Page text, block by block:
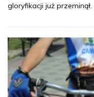
gloryfikacji już przeminął.